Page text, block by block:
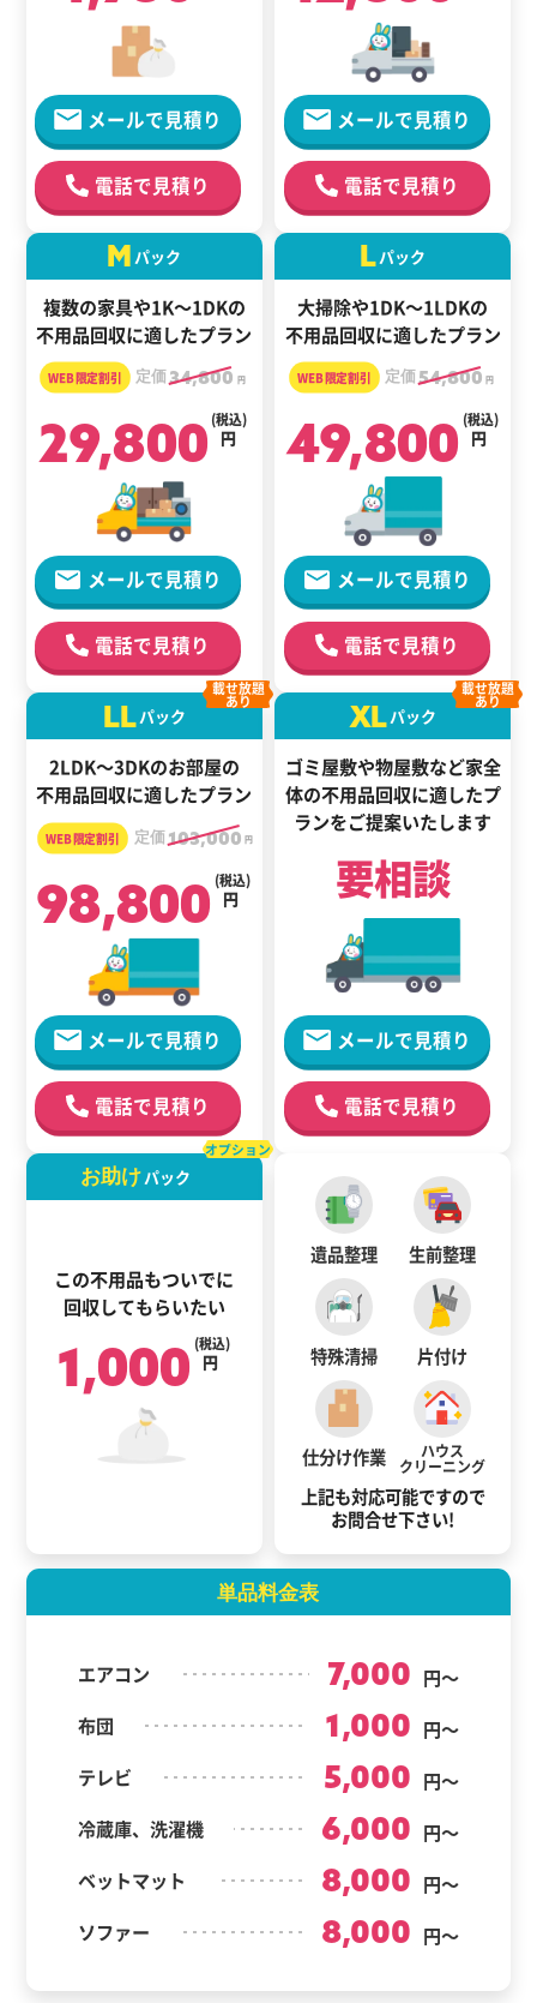
メールで見積り
電話で見積り
メールで見積り
電話で見積り
M パック
複数の家具や1K～1DKの
不用品回収に適したプラン
定価34,800 円
29,800 円
(税込)
メールで見積り
電話で見積り
Lパック
大掃除や1DK～1LDKの
不用品回収に適したプラン
定価54,800 円
49,800 円
(税込)
メールで見積り
電話で見積り
LLパック
2LDK～3DKのお部屋の
不用品回収に適したプラン
載せ放題
あり
定価103,000 円
98,800 円
(税込)
メールで見積り
電話で見積り
XLパック
ゴミ屋敷や物屋敷など家全
体の不用品回収に適したプ
ランをご提案いたします
載せ放題
あり
要相談
メールで見積り
電話で見積り
お助けパック
この不用品もついでに
回収してもらいたい
オプション
1,000 円
(税込)
遺品整理 生前整理
特殊清掃 片付け
仕分け作業 ハウス
クリーニング
上記も対応可能ですので
お問合せ下さい!
単品料金表
エアコン 7,000 円～
布団
1,000 円～
テレビ
5,000 円～
冷蔵庫、洗濯機
6,000 円～
ベットマット
8,000 円～
ソファー
8,000 円～